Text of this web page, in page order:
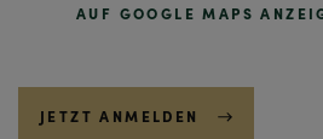
AUF GOOGLE MAPS
JETZT ANMELDEN